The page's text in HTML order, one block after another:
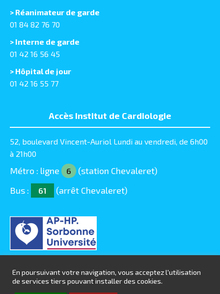
> Réanimateur de garde
01 84 82 76 70
> Interne de garde
01 42 16 56 45
> Hôpital de jour
01 42 16 55 77
Accès Institut de Cardiologie
52, boulevard Vincent-Auriol Lundi au vendredi, de 6h00
à 21h00
Métro : ligne 6
(station Chevaleret)
Bus :
61 (arrêt Chevaleret)
En poursuivant votre navigation, vous acceptez l'utilisation
de services tiers pouvant installer des cookies.